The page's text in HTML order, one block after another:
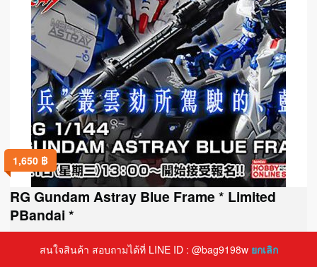
1,650 ฿
RG Gundam Astray Blue Frame * Limited
PBandai *
Gundam (Gunpla) ,Gundam SEED / Destiny
สนใจสินค้า สอบถามได้ที่ LINE ID : @bag9198w ยกเลิก